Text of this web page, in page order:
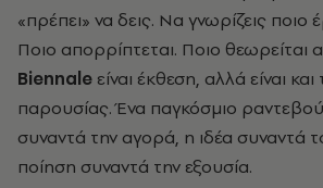
«πρέπει» να δεις. Να γνωρίζεις ποιο
Ποιο απορρίπτεται. Ποιο
Biennale είναι έκθεση, αλλά είναι
παρουσίας. Ένα παγκόσμιο
συναντά την αγορά, η ιδέα συναντά
ποίηση συναντά την εξουσία.